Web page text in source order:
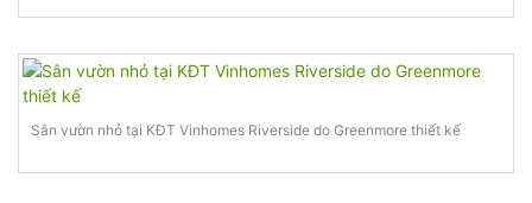
Sân vườn nhỏ tại KĐT Vinhomes Riverside do Greenmore thiết kế